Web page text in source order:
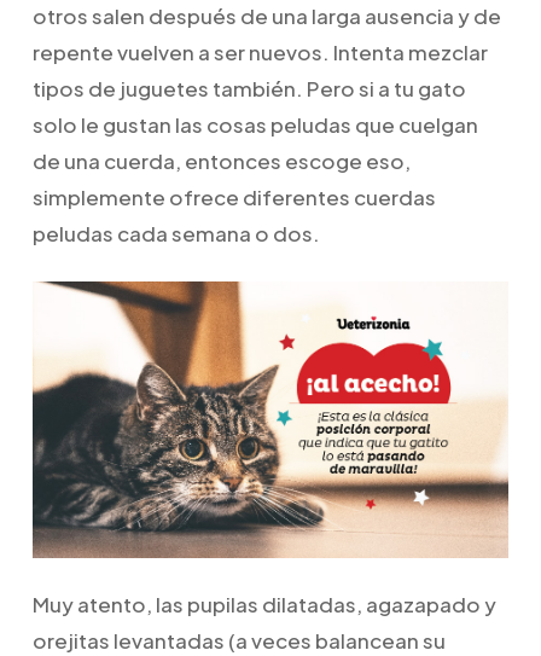
otros salen después de una larga ausencia y de
repente vuelven a ser nuevos. Intenta mezclar
tipos de juguetes también. Pero si a tu gato
solo le gustan las cosas peludas que cuelgan
de una cuerda, entonces escoge eso,
simplemente ofrece diferentes cuerdas
peludas cada semana o dos.
Muy atento, las pupilas dilatadas, agazapado y
orejitas levantadas (a veces balancean su